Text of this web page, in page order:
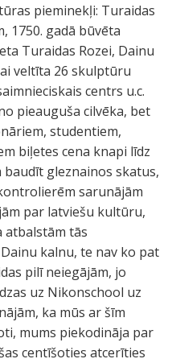
pieminekļi: Turaidas
1750. gadā būvēta
Turaidas Rozei, Dainu
veltīta 26 skulptūru
centrs u.c.
pieauguša cilvēka, bet
studentiem,
biļetes cena knapi līdz
gleznainos skatus,
sarunājām
par latviešu kultūru,
atbalstām tās
kalnu, te nav ko pat
pilī neiegājām, jo
uz Nikonschool uz
ka mūs ar šīm
mums piekodināja par
centīšoties atcerīties